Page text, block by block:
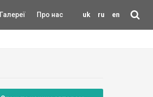
uk ru en
Галереї Про нас